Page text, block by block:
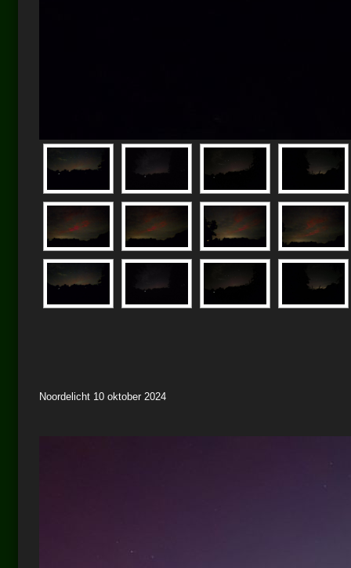
Noordelicht 10 oktober 2024